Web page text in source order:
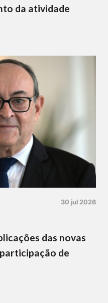
da atividade
30 jul 2026
das novas
de